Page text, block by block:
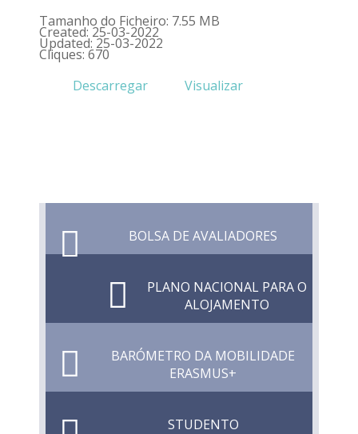
Tamanho do Ficheiro: 7.55 MB
Created: 25-03-2022
Updated: 25-03-2022
Cliques: 670
Descarregar
Visualizar
BOLSA DE AVALIADORES
PLANO NACIONAL PARA O
ALOJAMENTO
BARÓMETRO DA MOBILIDADE
ERASMUS+
STUDENTO